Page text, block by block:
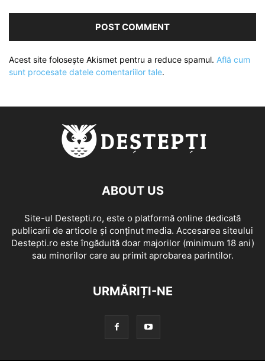
Acest site folosește Akismet pentru a reduce spamul. Află cum
sunt procesate datele comentariilor tale.
ABOUT US
Site-ul Destepti.ro, este o platformă online dedicată
publicarii de articole și conținut media. Accesarea siteului
Destepti.ro este îngăduită doar majorilor (minimum 18 ani)
sau minorilor care au primit aprobarea parintilor.
URMĂRIȚI-NE